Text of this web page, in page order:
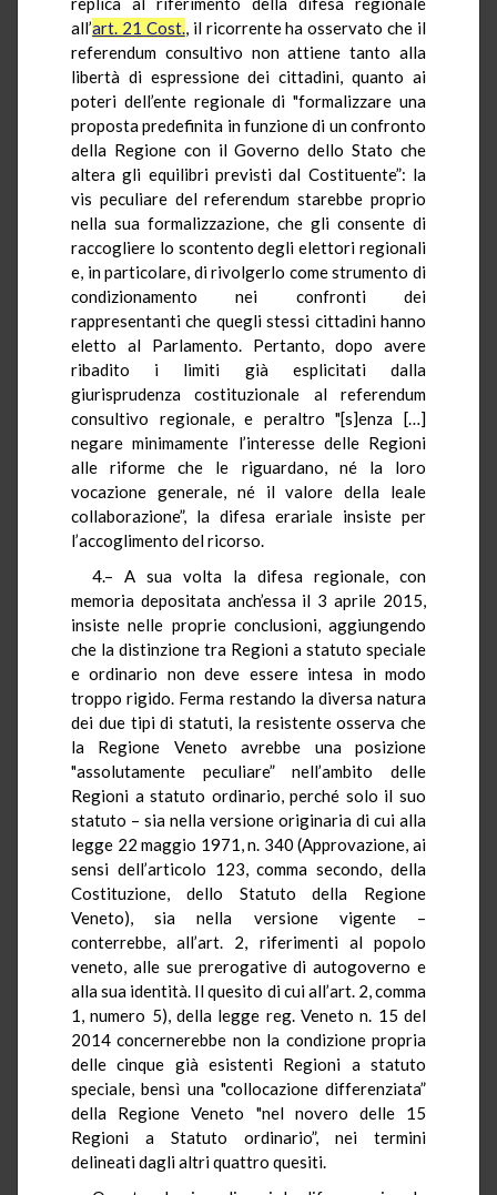
all’art. 21 Cost., il ricorrente ha osservato che il
referendum consultivo non attiene tanto alla
libertà di espressione dei cittadini, quanto ai
poteri dell’ente regionale di "formalizzare una
proposta predefinita in funzione di un confronto
della Regione con il Governo dello Stato che
altera gli equilibri previsti dal Costituente”: la
vis peculiare del referendum starebbe proprio
nella sua formalizzazione, che gli consente di
raccogliere lo scontento degli elettori regionali
e, in particolare, di rivolgerlo come strumento di
condizionamento nei confronti dei
rappresentanti che quegli stessi cittadini hanno
eletto al Parlamento. Pertanto, dopo avere
ribadito i limiti già esplicitati dalla
giurisprudenza costituzionale al referendum
consultivo regionale, e peraltro "[s]enza […]
negare minimamente l’interesse delle Regioni
alle riforme che le riguardano, né la loro
vocazione generale, né il valore della leale
collaborazione”, la difesa erariale insiste per
l’accoglimento del ricorso.
4.– A sua volta la difesa regionale, con
memoria depositata anch’essa il 3 aprile 2015,
insiste nelle proprie conclusioni, aggiungendo
che la distinzione tra Regioni a statuto speciale
e ordinario non deve essere intesa in modo
troppo rigido. Ferma restando la diversa natura
dei due tipi di statuti, la resistente osserva che
la Regione Veneto avrebbe una posizione
"assolutamente peculiare” nell’ambito delle
Regioni a statuto ordinario, perché solo il suo
statuto – sia nella versione originaria di cui alla
legge 22 maggio 1971, n. 340 (Approvazione, ai
sensi dell’articolo 123, comma secondo, della
Costituzione, dello Statuto della Regione
Veneto), sia nella versione vigente –
conterrebbe, all’art. 2, riferimenti al popolo
veneto, alle sue prerogative di autogoverno e
alla sua identità. Il quesito di cui all’art. 2, comma
1, numero 5), della legge reg. Veneto n. 15 del
2014 concernerebbe non la condizione propria
delle cinque già esistenti Regioni a statuto
speciale, bensì una "collocazione differenziata”
della Regione Veneto "nel novero delle 15
Regioni a Statuto ordinario”, nei termini
delineati dagli altri quattro quesiti.